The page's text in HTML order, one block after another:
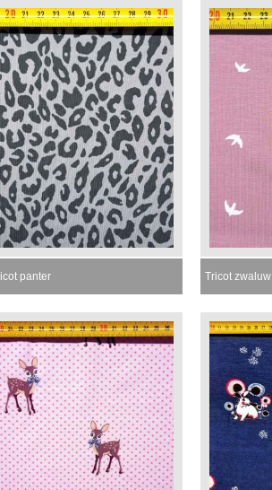
panter Tricot zwaluw